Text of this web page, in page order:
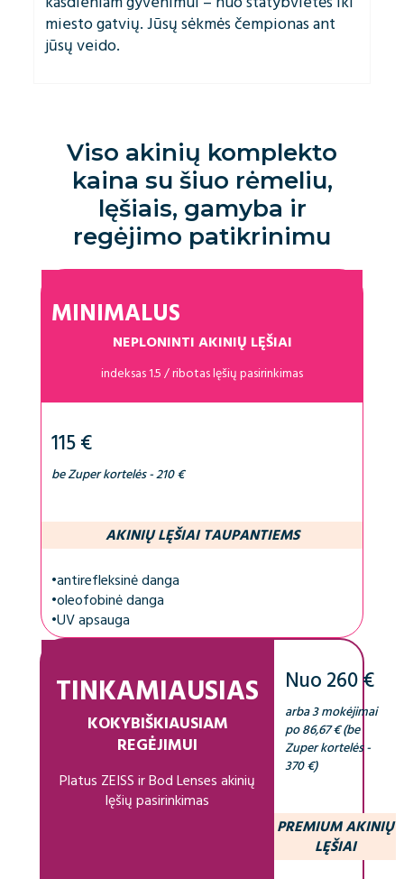
miesto gatvių. Jūsų sėkmės čempionas ant
jūsų veido.
Viso akinių komplekto
kaina su šiuo rėmeliu,
lęšiais, gamyba ir
regėjimo patikrinimu
MINIMALUS
NEPLONINTI AKINIŲ LĘŠIAI
indeksas 1.5 / ribotas lęšių pasirinkimas
115 €
be Zuper kortelės - 210 €
AKINIŲ LĘŠIAI TAUPANTIEMS
•antirefleksinė danga
•oleofobinė danga
•UV apsauga
TINKAMIAUSIAS
KOKYBIŠKIAUSIAM
REGĖJIMUI
Platus ZEISS ir Bod Lenses akinių
lęšių pasirinkimas
Nuo 260 €
arba 3 mokėjimai
po 86,67 € (be
Zuper kortelės -
370 €)
PREMIUM AKINIŲ
LĘŠIAI